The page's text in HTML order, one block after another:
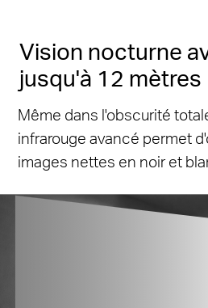
Vision nocturne
jusqu'à 12 mètres
Même dans l'obscurité
infrarouge avancé permet
images nettes en noir et
Vision nocturne